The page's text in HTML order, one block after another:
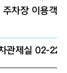
차장 이용객
관제실 02-